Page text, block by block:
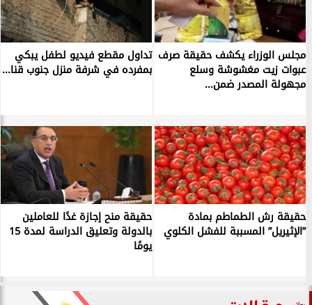
مجلس الوزراء يكشف حقيقة صرف
عبوات زيت مغشوشة وسلع
مجهولة المصدر ضمن...
تداول مقطع فيديو لطفل يبكي
بمفرده في شرفة منزل جنوب قنا...
حقيقة رش الطماطم بمادة
”الإثيريل” المسببة للفشل الكلوي
حقيقة منح إجازة غدًا للعاملين
بالدولة وتعليق الدراسة لمدة 15
يومًا